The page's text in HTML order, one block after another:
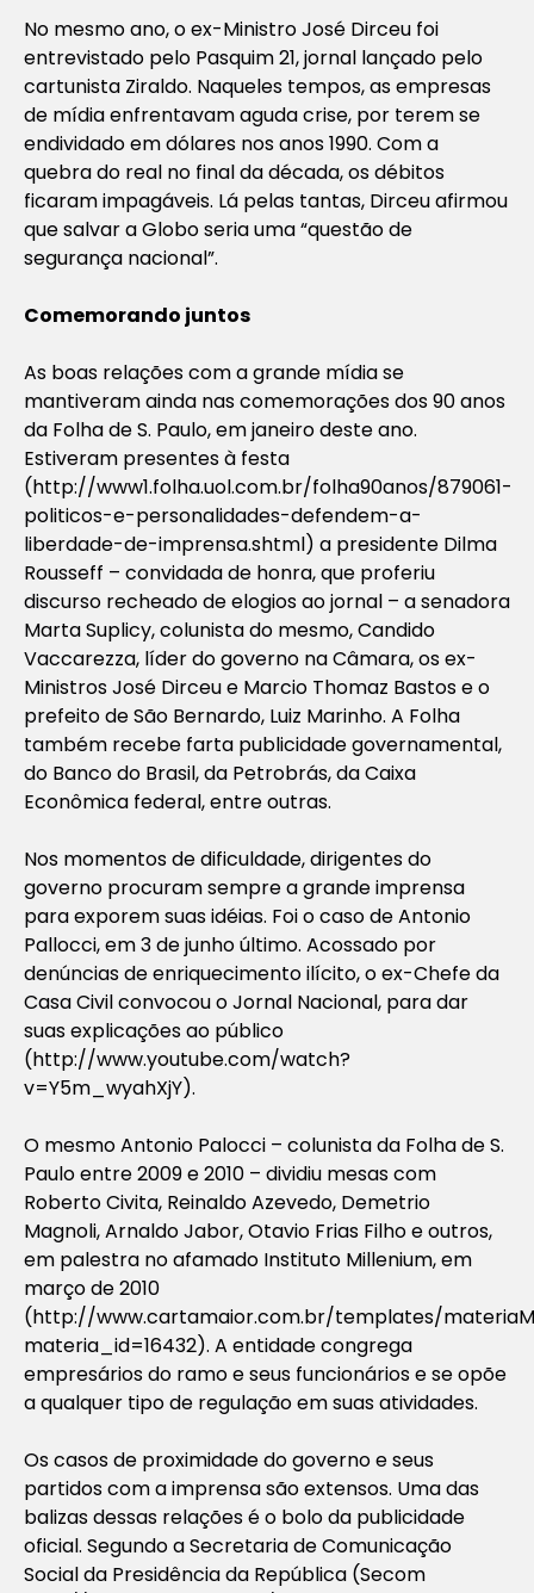
No mesmo ano, o ex-Ministro José Dirceu foi
entrevistado pelo Pasquim 21, jornal lançado pelo
cartunista Ziraldo. Naqueles tempos, as empresas
de mídia enfrentavam aguda crise, por terem se
endividado em dólares nos anos 1990. Com a
quebra do real no final da década, os débitos
ficaram impagáveis. Lá pelas tantas, Dirceu afirmou
que salvar a Globo seria uma “questão de
segurança nacional”.
Comemorando juntos
As boas relações com a grande mídia se
mantiveram ainda nas comemorações dos 90 anos
da Folha de S. Paulo, em janeiro deste ano.
Estiveram presentes à festa
(http://www1.folha.uol.com.br/folha90anos/879061-
politicos-e-personalidades-defendem-a-
liberdade-de-imprensa.shtml) a presidente Dilma
Rousseff – convidada de honra, que proferiu
discurso recheado de elogios ao jornal – a senadora
Marta Suplicy, colunista do mesmo, Candido
Vaccarezza, líder do governo na Câmara, os ex-
Ministros José Dirceu e Marcio Thomaz Bastos e o
prefeito de São Bernardo, Luiz Marinho. A Folha
também recebe farta publicidade governamental,
do Banco do Brasil, da Petrobrás, da Caixa
Econômica federal, entre outras.
Nos momentos de dificuldade, dirigentes do
governo procuram sempre a grande imprensa
para exporem suas idéias. Foi o caso de Antonio
Pallocci, em 3 de junho último. Acossado por
denúncias de enriquecimento ilícito, o ex-Chefe da
Casa Civil convocou o Jornal Nacional, para dar
suas explicações ao público
(http://www.youtube.com/watch?
v=Y5m_wyahXjY).
O mesmo Antonio Palocci – colunista da Folha de S.
Paulo entre 2009 e 2010 – dividiu mesas com
Roberto Civita, Reinaldo Azevedo, Demetrio
Magnoli, Arnaldo Jabor, Otavio Frias Filho e outros,
em palestra no afamado Instituto Millenium, em
março de 2010
(http://www.cartamaior.com.br/templates/
materia_id=16432). A entidade congrega
empresários do ramo e seus funcionários e se opõe
a qualquer tipo de regulação em suas atividades.
Os casos de proximidade do governo e seus
partidos com a imprensa são extensos. Uma das
balizas dessas relações é o bolo da publicidade
oficial. Segundo a Secretaria de Comunicação
Social da Presidência da República (Secom